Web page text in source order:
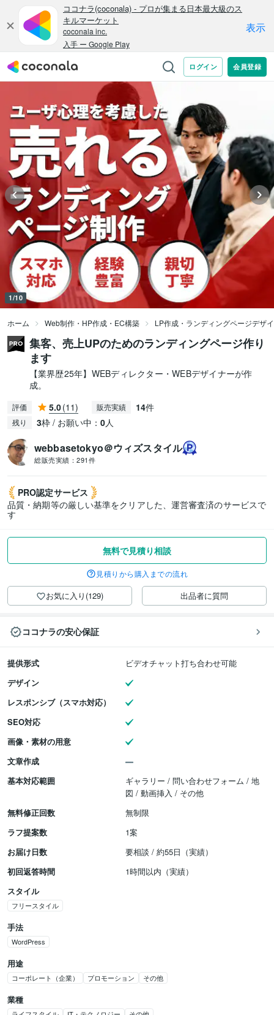
1/10
ホーム Web制作・HP作成・EC構築 LP作成・ランディングページデザ
集客、売上UPのためのランディングページ作り
ます
【業界歴25年】WEBディレクター・WEBデザイナーが作
成。
評価 5.0(11) 販売実績 14件
残り 3枠 / お願い中： 0人
webbasetokyo＠ウィズスタイル
総販売実績： 291件
PRO認定サービス
品質・納期等の厳しい基準をクリアした、運営審査済のサービスで
す
無料で見積り相談
見積りから購入までの流れ
お気に入り(129) 出品者に質問
ココナラの安心保証
提供形式
ビデオチャット打ち合わせ可能
デザイン
レスポンシブ（スマホ対応）
SEO対応
画像・素材の用意
文章作成
基本対応範囲
ギャラリー / 問い合わせフォーム / 地
図 / 動画挿入 / その他
無料修正回数
無制限
ラフ提案数
1案
お届け日数
要相談 / 約55日（実績）
初回返答時間
1時間以内（実績）
スタイル
フリースタイル
手法
WordPress
用途
コーポレート（企業） プロモーション その他
業種